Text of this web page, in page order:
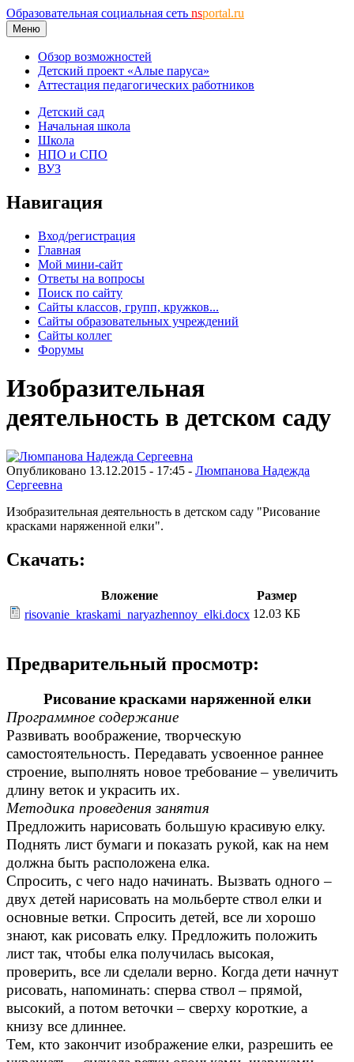
Образовательная социальная сеть nsportal.ru
Меню
Обзор возможностей
Детский проект «Алые паруса»
Аттестация педагогических работников
Детский сад
Начальная школа
Школа
НПО и СПО
ВУЗ
Навигация
Вход/регистрация
Главная
Мой мини-сайт
Ответы на вопросы
Поиск по сайту
Сайты классов, групп, кружков...
Сайты образовательных учреждений
Сайты коллег
Форумы
Изобразительная
деятельность в детском саду
Опубликовано 13.12.2015 - 17:45 - Люмпанова Надежда
Сергеевна
Изобразительная деятельность в детском саду "Рисование
красками наряженной елки".
Скачать:
Вложение
Размер
risovanie_kraskami_naryazhennoy_elki.docx 12.03 КБ
Предварительный просмотр:
Рисование красками наряженной елки
Программное содержание
Развивать воображение, творческую
самостоятельность. Передавать усвоенное раннее
строение, выполнять новое требование – увеличить
длину веток и украсить их.
Методика проведения занятия
Предложить нарисовать большую красивую елку.
Поднять лист бумаги и показать рукой, как на нем
должна быть расположена елка.
Спросить, с чего надо начинать. Вызвать одного –
двух детей нарисовать на мольберте ствол елки и
основные ветки. Спросить детей, все ли хорошо
знают, как рисовать елку. Предложить положить
лист так, чтобы елка получилась высокая,
проверить, все ли сделали верно. Когда дети начнут
рисовать, напоминать: сперва ствол – прямой,
высокий, а потом веточки – сверху короткие, а
книзу все длиннее.
Тем, кто закончит изображение елки, разрешить ее